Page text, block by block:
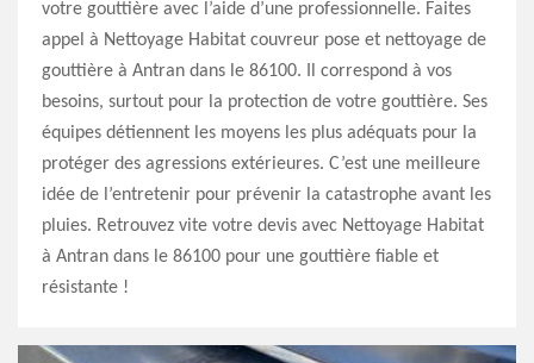
votre gouttière avec l’aide d’une professionnelle. Faites
appel à Nettoyage Habitat couvreur pose et nettoyage de
gouttière à Antran dans le 86100. Il correspond à vos
besoins, surtout pour la protection de votre gouttière. Ses
équipes détiennent les moyens les plus adéquats pour la
protéger des agressions extérieures. C’est une meilleure
idée de l’entretenir pour prévenir la catastrophe avant les
pluies. Retrouvez vite votre devis avec Nettoyage Habitat
à Antran dans le 86100 pour une gouttière fiable et
résistante !